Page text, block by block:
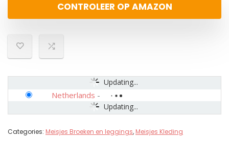
CONTROLEER OP AMAZON
Updating...
Updating...
Netherlands -
Categories: Meisjes Broeken en leggings, Meisjes Kleding